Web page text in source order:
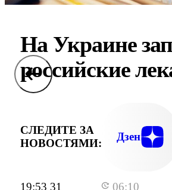
19:53 31
06:10
На Украине
российские
СЛЕДИТЕ ЗА
НОВОСТЯМИ:
Дзен